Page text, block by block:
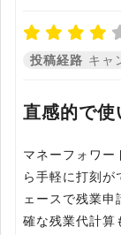
投稿経路 キャ
直感的で
マネーフォワ
ら手軽に打刻
ェースで残業
確な残業代計算